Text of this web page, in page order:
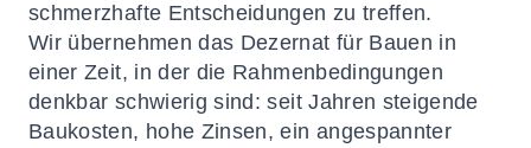
schmerzhafte Entscheidungen zu treffen.
Wir übernehmen das Dezernat für Bauen in
einer Zeit, in der die Rahmenbedingungen
denkbar schwierig sind: seit Jahren steigende
Baukosten, hohe Zinsen, ein angespannter